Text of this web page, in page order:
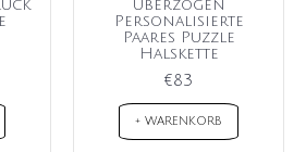
überzogen
Personalisierte
Paares Puzzle
Halskette
€83
+ WARENKORB